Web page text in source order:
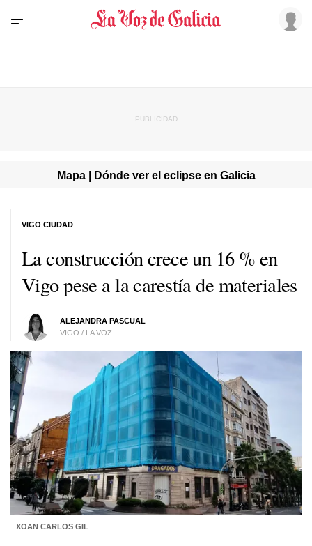
Mapa | Dónde ver el eclipse en Galicia
La construcción crece un 16 % en
Vigo pese a la carestía de materiales
ALEJANDRA PASCUAL
VIGO / LA VOZ
VIGO CIUDAD
XOAN CARLOS GIL